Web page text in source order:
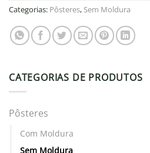
Categorias: Pôsteres, Sem Moldura
CATEGORIAS DE PRODUTOS
Pôsteres
Com Moldura
Sem Moldura